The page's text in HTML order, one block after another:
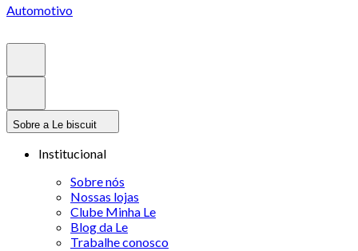
Automotivo
Sobre a Le biscuit
Institucional
Sobre nós
Nossas lojas
Clube Minha Le
Blog da Le
Trabalhe conosco